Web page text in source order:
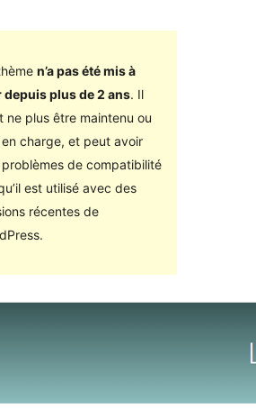
n’a pas été mis à
depuis plus de 2 ans. Il
ne plus être maintenu ou
charge, et peut avoir
de compatibilité
est utilisé avec des
récentes de